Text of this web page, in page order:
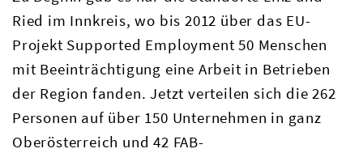
Ried im Innkreis, wo bis 2012 über das EU-
Projekt Supported Employment 50 Menschen
mit Beeinträchtigung eine Arbeit in Betrieben
der Region fanden. Jetzt verteilen sich die 262
Personen auf über 150 Unternehmen in ganz
Oberösterreich und 42 FAB-